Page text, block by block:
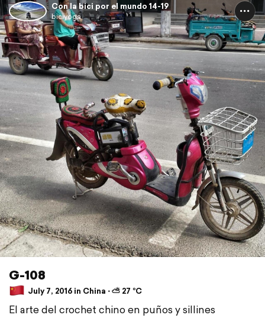
Con la bici por el mundo 14-19
biciyoga
G-108
July 7, 2016 in China ⋅ ⛅ 27 °C
El arte del crochet chino en puños y sillines